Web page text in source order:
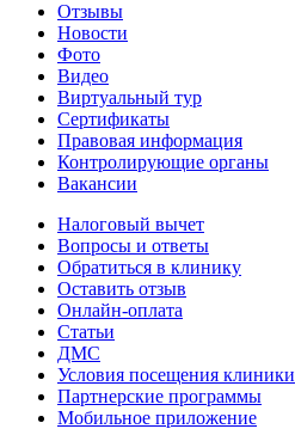
Отзывы
Новости
Фото
Видео
Виртуальный тур
Сертификаты
Правовая информация
Контролирующие органы
Вакансии
Налоговый вычет
Вопросы и ответы
Обратиться в клинику
Оставить отзыв
Онлайн-оплата
Статьи
ДМС
Условия посещения клиники
Партнерские программы
Мобильное приложение